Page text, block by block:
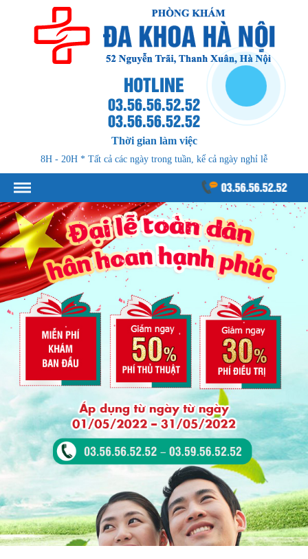
HOTLINE
03.56.56.52.52
03.56.56.52.52
Thời gian làm việc
8H - 20H * Tất cả các ngày trong tuần, kể cả ngày nghỉ lễ
03.56.56.52.52